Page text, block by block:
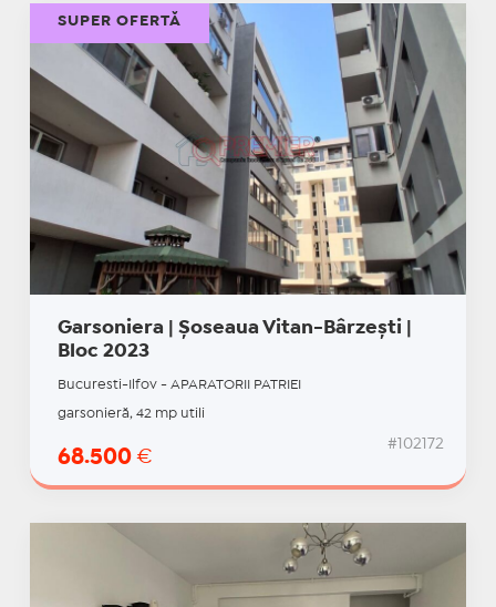
Garsoniera | Șoseaua Vitan-Bârzești |
Bloc 2023
Bucuresti-Ilfov - APARATORII PATRIEI
garsonieră, 42 mp utili
68.500 €
#102172
SUPER OFERTĂ